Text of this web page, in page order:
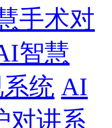
手术对
智慧
统 AI
对讲系